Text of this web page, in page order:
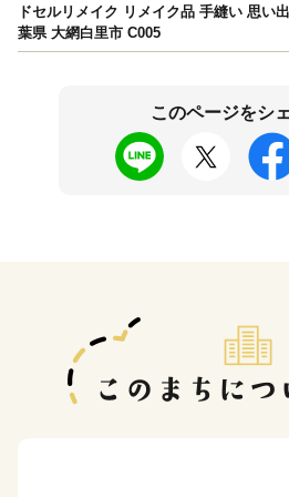
ドセルリメイク リメイク品 手縫い 思い
葉県 大網白里市 C005
このページをシ